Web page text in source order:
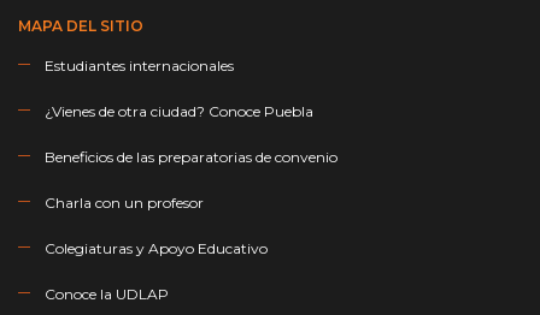
MAPA DEL SITIO
Estudiantes internacionales
¿Vienes de otra ciudad? Conoce Puebla
Beneficios de las preparatorias de convenio
Charla con un profesor
Colegiaturas y Apoyo Educativo
Conoce la UDLAP